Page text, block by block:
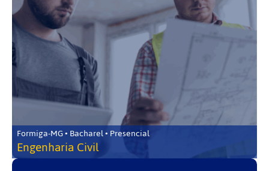
Formiga-MG • Bacharel • Presencial
Engenharia Civil